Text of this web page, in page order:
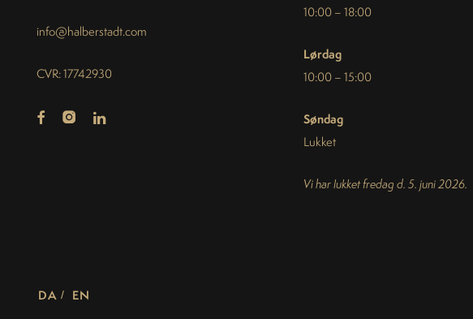
info@halberstadt.com
CVR: 17742930
10:00 – 18:00
Lørdag
10:00 – 15:00
Søndag
Lukket
Vi har lukket fredag d. 5. juni 2026.
DA EN